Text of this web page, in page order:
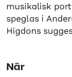
musikalisk
speglas i
Higdons
När